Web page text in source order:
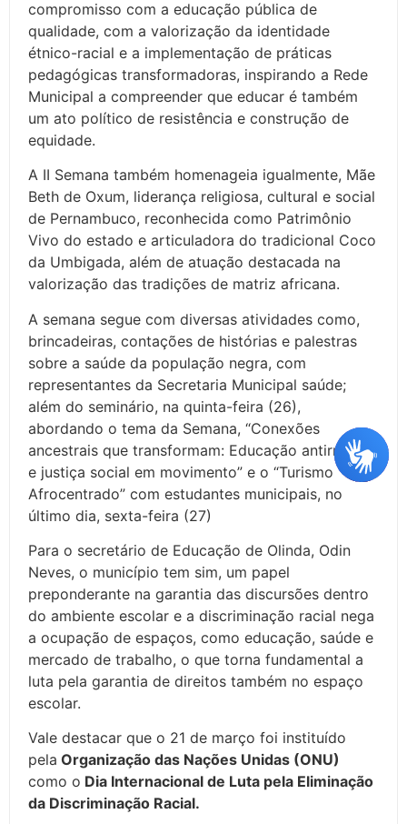
compromisso com a educação pública de
qualidade, com a valorização da identidade
étnico-racial e a implementação de práticas
pedagógicas transformadoras, inspirando a Rede
Municipal a compreender que educar é também
um ato político de resistência e construção de
equidade.
A II Semana também homenageia igualmente, Mãe
Beth de Oxum, liderança religiosa, cultural e social
de Pernambuco, reconhecida como Patrimônio
Vivo do estado e articuladora do tradicional Coco
da Umbigada, além de atuação destacada na
valorização das tradições de matriz africana.
A semana segue com diversas atividades como,
brincadeiras, contações de histórias e palestras
sobre a saúde da população negra, com
representantes da Secretaria Municipal saúde;
além do seminário, na quinta-feira (26),
abordando o tema da Semana, “Conexões
ancestrais que transformam: Educação antirracista
e justiça social em movimento” e o “Turismo
Afrocentrado” com estudantes municipais, no
último dia, sexta-feira (27)
Para o secretário de Educação de Olinda, Odin
Neves, o município tem sim, um papel
preponderante na garantia das discursões dentro
do ambiente escolar e a discriminação racial nega
a ocupação de espaços, como educação, saúde e
mercado de trabalho, o que torna fundamental a
luta pela garantia de direitos também no espaço
escolar.
Vale destacar que o 21 de março foi instituído
pela Organização das Nações Unidas (ONU)
como o Dia Internacional de Luta pela Eliminação
da Discriminação Racial.